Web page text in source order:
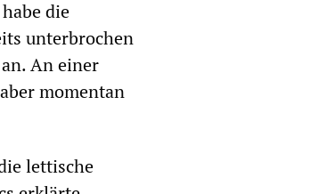
die
unterbrochen
An einer
momentan
lettische